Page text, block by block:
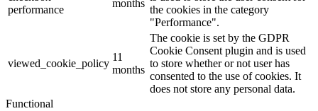
performance
months
the cookies in the category
"Performance".
viewed_cookie_policy
11
months
The cookie is set by the GDPR
Cookie Consent plugin and is used
to store whether or not user has
consented to the use of cookies. It
does not store any personal data.
Functional